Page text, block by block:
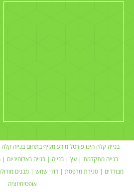
בנייה קלה הינו פורטל מידע מקיף בתחוםבנייה קלה
בנייה מתקדמת | עץ בנייה בנייה באלומיניום
מבודדים
סגירת מרפסת דודי שמש | מבנים
אופטימיזציה